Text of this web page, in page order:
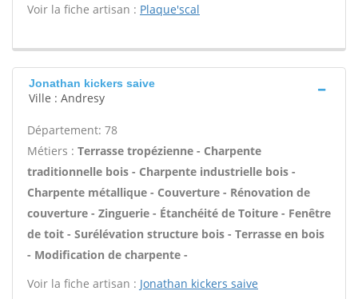
Voir la fiche artisan : Plaque'scal
Jonathan kickers saive
Ville : Andresy
Département: 78
Métiers : Terrasse tropézienne - Charpente
traditionnelle bois - Charpente industrielle bois -
Charpente métallique - Couverture - Rénovation de
couverture - Zinguerie - Étanchéité de Toiture - Fenêtre
de toit - Surélévation structure bois - Terrasse en bois
- Modification de charpente -
Voir la fiche artisan : Jonathan kickers saive